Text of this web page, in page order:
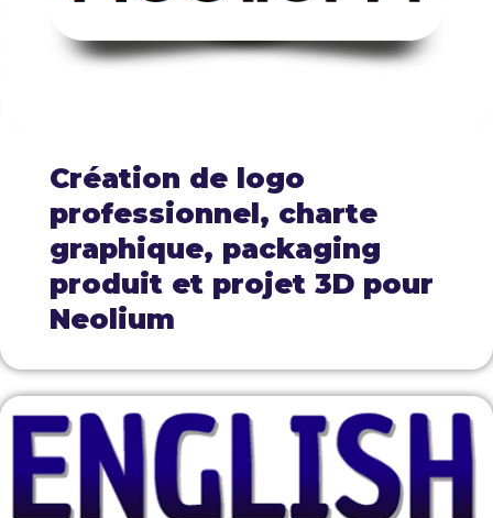
Création de logo
professionnel, charte
graphique, packaging
produit et projet 3D pour
Neolium